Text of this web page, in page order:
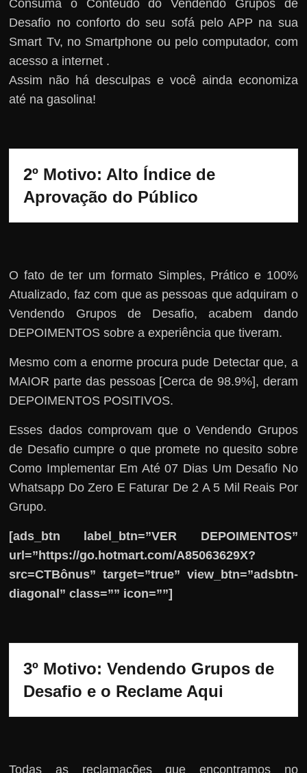
Consuma o Conteúdo do Vendendo Grupos de
Desafio no conforto do seu sofá pelo APP na sua
Smart Tv, no Smartphone ou pelo computador, com
acesso a internet .
Assim não há desculpas e você ainda economiza
até na gasolina!
2º Motivo: Alto Índice de
Aprovação do Público
O fato de ter um formato Simples, Prático e 100%
Atualizado, faz com que as pessoas que adquiram o
Vendendo Grupos de Desafio, acabem dando
DEPOIMENTOS sobre a experiência que tiveram.
Mesmo com a enorme procura pude Detectar que, a
MAIOR parte das pessoas [Cerca de 98.9%], deram
DEPOIMENTOS POSITIVOS.
Esses dados comprovam que o Vendendo Grupos
de Desafio cumpre o que promete no quesito sobre
Como Implementar Em Até 07 Dias Um Desafio No
Whatsapp Do Zero E Faturar De 2 A 5 Mil Reais Por
Grupo.
[ads_btn label_btn=”VER DEPOIMENTOS”
url=”https://go.hotmart.com/A85063629X?
src=CTBônus” target=”true” view_btn=”adsbtn-
diagonal” class=”” icon=””]
3º Motivo: Vendendo Grupos de
Desafio e o Reclame Aqui
Todas as reclamações que encontramos no